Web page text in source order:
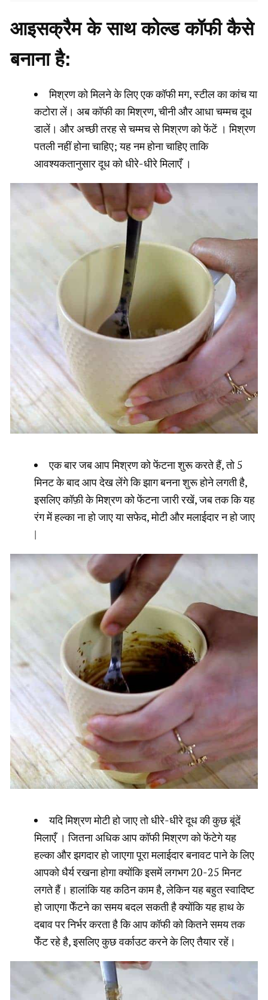
आइसक्रैमकेसाथकोल्डकॉफी कैसे
बनाना है:
मिश्रण को मिलने के लिए एक कॉफी मग, स्टील का कांच या
कटोरा लें। अब कॉफी का मिश्रण, चीनी और आधा चम्मच दूध
डालें। और अच्छी तरह से चम्मच से मिश्रण को फेंटें । मिश्रण
पतली नहीं होना चाहिए; यह नम होना चाहिए ताकि
आवश्यकतानुसार दूध को धीरे-धीरे मिलाएँ ।
एक बार जब आप मिश्रण को फेंटना शुरू करते हैं, तो 5
मिनट के बाद आप देख लेंगे कि झाग बनना शुरू होने लगती है,
इसलिए कॉफ़ी के मिश्रण को फेंटना जारी रखें, जब तक कि यह
रंग में हल्का ना हो जाए या सफेद, मोटी और मलाईदार न हो जाए
|
यदि मिश्रण मोटी हो जाए तो धीरे-धीरे दूध की कुछ बूंदें
मिलाएँ । जितना अधिक आप कॉफी मिश्रण को फेंटेगे यह
हल्का और झगदार हो जाएगा पूरा मलाईदार बनावट पाने के लिए
आपको धैर्य रखना होगा क्योंकि इसमें लगभग 20-25 मिनट
लगते हैं। हालांकि यह कठिन काम है, लेकिन यह बहुत स्वादिष्ट
हो जाएगा फेँटने का समय बदल सकती है क्योंकि यह हाथ के
दबाव पर निर्भर करता है कि आप कॉफी को कितने समय तक
फेँट रहे है, इसलिए कुछ वर्काउट करने के लिए तैयार रहें।